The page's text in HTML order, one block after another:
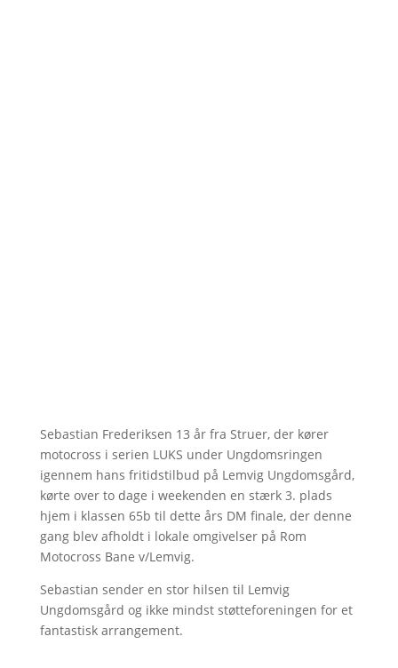
Sebastian Frederiksen 13 år fra Struer, der kører
motocross i serien LUKS under Ungdomsringen
igennem hans fritidstilbud på Lemvig Ungdomsgård,
kørte over to dage i weekenden en stærk 3. plads
hjem i klassen 65b til dette års DM finale, der denne
gang blev afholdt i lokale omgivelser på Rom
Motocross Bane v/Lemvig.
Sebastian sender en stor hilsen til Lemvig
Ungdomsgård og ikke mindst støtteforeningen for et
fantastisk arrangement.